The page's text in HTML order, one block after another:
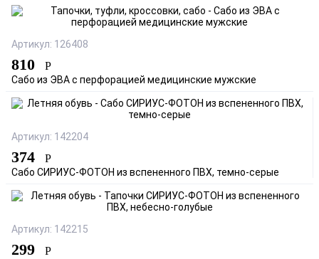
Артикул: 126408
810 Р
Сабо из ЭВА с перфорацией медицинские мужские
Артикул: 142204
374 Р
Сабо СИРИУС-ФОТОН из вспененного ПВХ, темно-серые
Артикул: 142215
299 Р